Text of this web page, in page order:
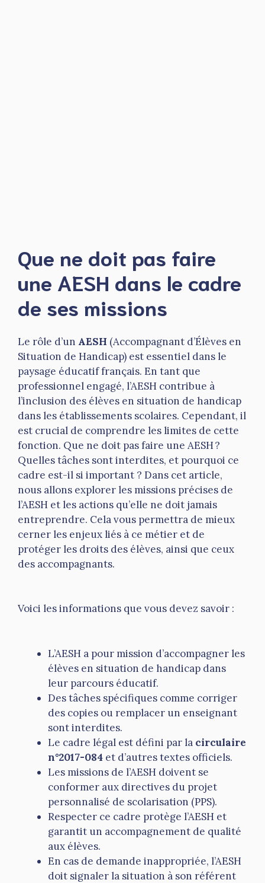
Que ne doit pas faire
une AESH dans le cadre
de ses missions
Le rôle d’un AESH (Accompagnant d’Élèves en
Situation de Handicap) est essentiel dans le
paysage éducatif français. En tant que
professionnel engagé, l’AESH contribue à
l’inclusion des élèves en situation de handicap
dans les établissements scolaires. Cependant, il
est crucial de comprendre les limites de cette
fonction. Que ne doit pas faire une AESH ?
Quelles tâches sont interdites, et pourquoi ce
cadre est-il si important ? Dans cet article,
nous allons explorer les missions précises de
l’AESH et les actions qu’elle ne doit jamais
entreprendre. Cela vous permettra de mieux
cerner les enjeux liés à ce métier et de
protéger les droits des élèves, ainsi que ceux
des accompagnants.
Voici les informations que vous devez savoir :
L’AESH a pour mission d’accompagner les
élèves en situation de handicap dans
leur parcours éducatif.
Des tâches spécifiques comme corriger
des copies ou remplacer un enseignant
sont interdites.
Le cadre légal est défini par la circulaire
n°2017-084 et d’autres textes officiels.
Les missions de l’AESH doivent se
conformer aux directives du projet
personnalisé de scolarisation (PPS).
Respecter ce cadre protège l’AESH et
garantit un accompagnement de qualité
aux élèves.
En cas de demande inappropriée, l’AESH
doit signaler la situation à son référent